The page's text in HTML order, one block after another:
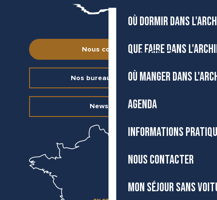
OÙ DORMIR DANS
QUE FAIRE DANS
OÙ MANGER DANS
AGENDA
INFORMATIONS
NOUS CONTACTER
MON SÉJOUR SANS
Nous contacter
Nos bureaux d’accueil
Newsletter